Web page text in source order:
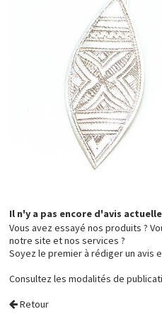
Il n'y a pas encore d'avis
Vous avez essayé nos produits ?
notre site et nos services ?
Soyez le premier à rédiger un avis
Consultez lesmodalités de
Retour